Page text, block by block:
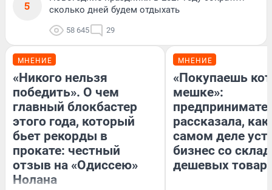
5
сколько дней будем отдыхать
58 645 29
МНЕНИЕ
«Никого нельзя
победить». О чем
главный блокбастер
этого года, который
бьет рекорды в
прокате: честный
отзыв на «Одиссею»
Нолана
МНЕНИЕ
«Покупаешь
мешке»:
рассказала, как
самом деле
бизнес со
дешевых